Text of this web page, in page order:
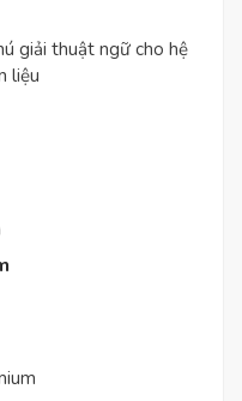
giải thuật ngữ cho hệ
liệu